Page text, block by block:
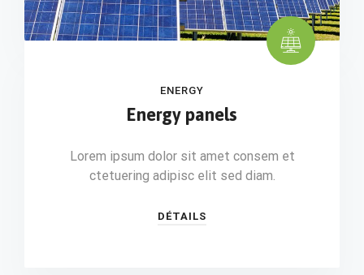
ENERGY
Energy panels
Lorem ipsum dolor sit amet consem et
ctetuering adipisc elit sed diam.
DÉTAILS